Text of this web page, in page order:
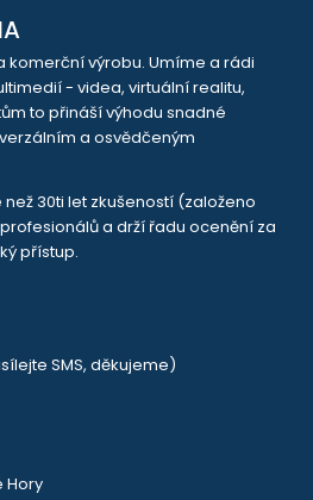
komerční výrobu. Umíme a rádi
- videa, virtuální realitu,
to přináší výhodu snadné
a osvědčeným
30ti let zkušeností (založeno
a drží řadu ocenění za
přístup.
SMS, děkujeme)
Hory